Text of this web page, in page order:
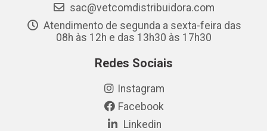
sac@vetcomdistribuidora.com
Atendimento de segunda a sexta-feira das
08h às 12h e das 13h30 às 17h30
Redes Sociais
Instagram
Facebook
Linkedin